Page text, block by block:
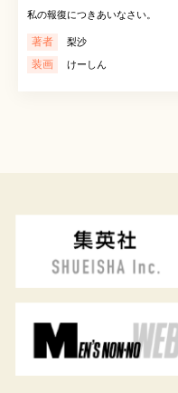
私の報復につきあいなさい。
著者 梨沙
装画 けーしん